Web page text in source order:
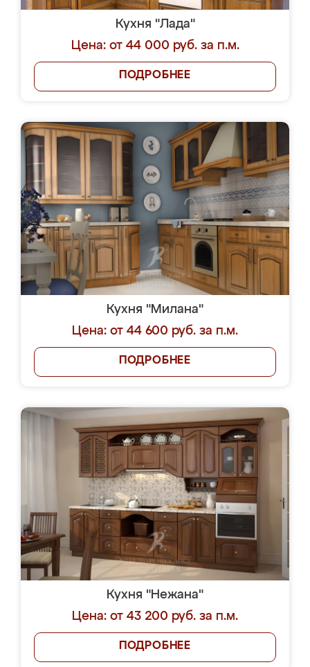
Кухня "Лада"
Цена: от 44 000 руб. за п.м.
ПОДРОБНЕЕ
Кухня "Милана"
Цена: от 44 600 руб. за п.м.
ПОДРОБНЕЕ
Кухня "Нежана"
Цена: от 43 200 руб. за п.м.
ПОДРОБНЕЕ